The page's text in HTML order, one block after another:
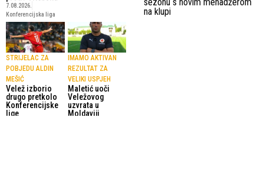
7.08.2026.
Konferencijska liga
STRIJELAC ZA
POBJEDU ALDIN
MEŠIĆ
Velež izborio
drugo pretkolo
Konferencijske
lige
IMAMO AKTIVAN
REZULTAT ZA
VELIKI USPJEH
Maletić uoči
Veležovog
uzvrata u
Moldaviji
na klupi